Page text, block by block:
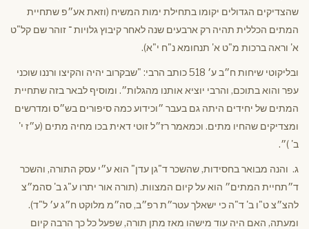
שהצדיקים הגדולים יקומו בתחילת ימות המשיח (וזאת אע״פ שתחיית
המתים הכללית תהיה רק ארבעים שנה לאחר קיבוץ גלויות ־ זוהר שם קל"ט
א' וראה ברכות מ"ט א' תנחומא נ"ח י"א).
ובליקוטי שיחות ח״ב ע׳ 518 כותב הרבי: "שבקרוב יהיה והקיצו ורננו שוכני
עפר והוא בתוכם, והרבי יוציא אותנו מהגלות״. ומוסיף לבאר בזה שתחיית
המתים של יחידים היתה גם בעבר ״וכידוע כמה סיפורים בש״ס ומדרשים
ומצדיקים שהחיו מתים. וכמאמר רז״ל זוטי דאית בכו מחיה מתים (ע״ז י'
ב' )״.
ג. והנה מבואר בחסידות, שהשכר ד"גן עדן" הוא ע״י עסק התורה, והשכר
ד״תחיית המתים״ הוא על קיום המצוות. (תורה אור יתרו ע"ג ב' סהמ״צ
להצ״צ ט"ו ב' ד"ה כי ישאלך עטר״ת רפ״ב, סה״מ מלוקט ח״ג ע׳ ל"ד).
ומעתה, האם היה עוד מישהו מאז מתן תורה, שפעל כל כך הרבה קיום